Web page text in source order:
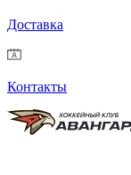
Доставка
Контакты